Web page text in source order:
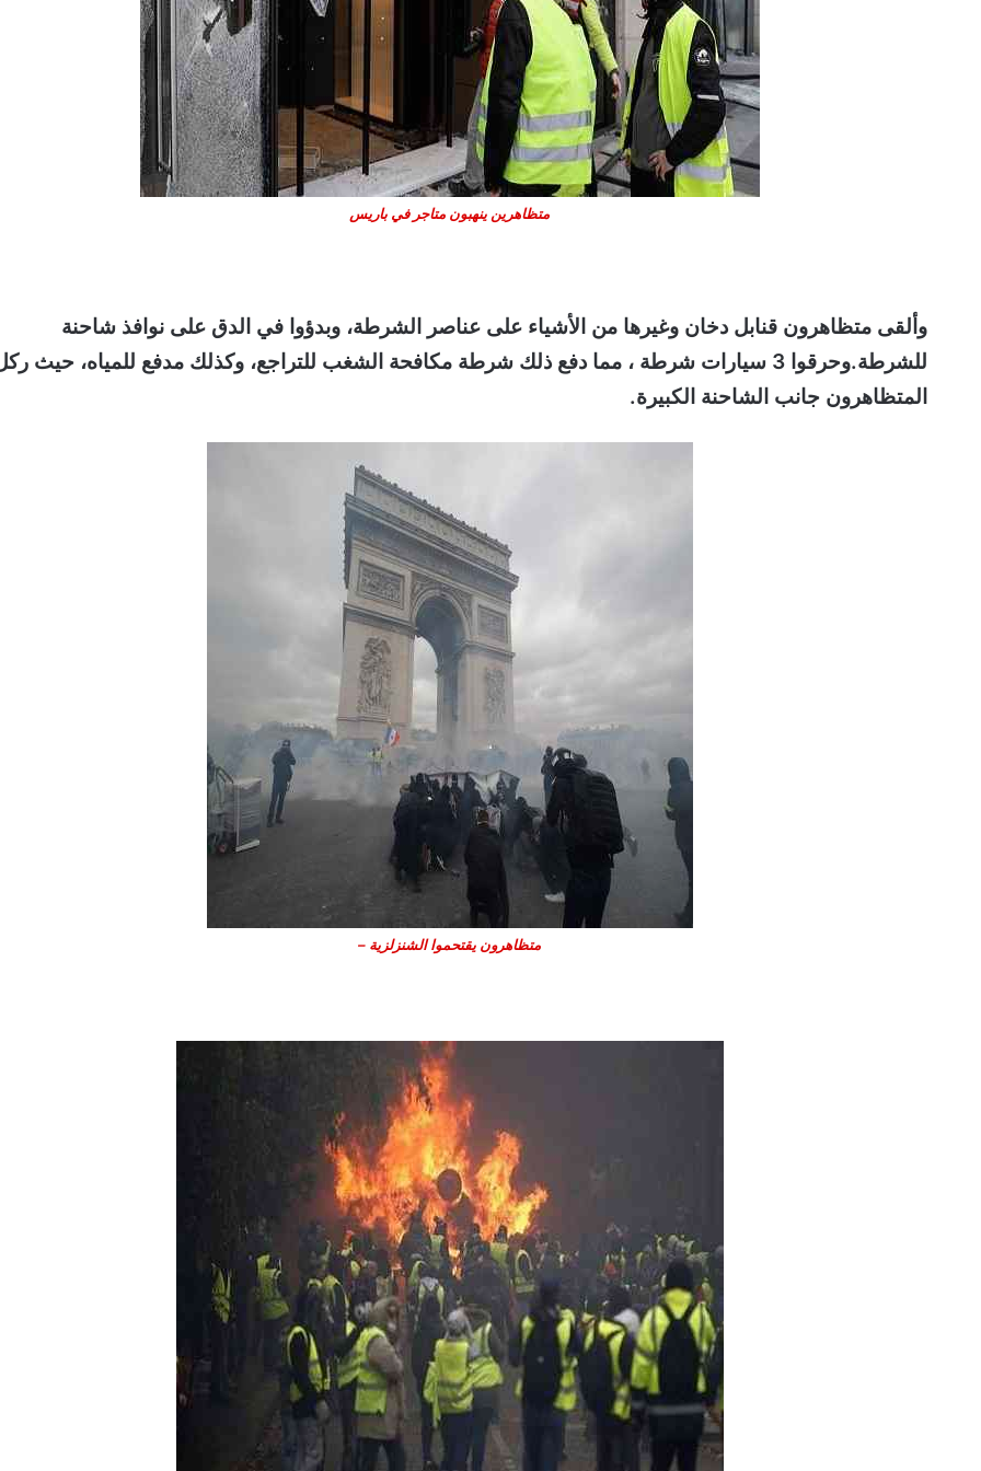
متظاهرين ينهبون متاجر في باريس
وألقى متظاهرون قنابل دخان وغيرها من الأشياء على عناصر الشرطة، وبدؤوا في الدق على نوافذ شاحنة
للشرطة.وحرقوا 3 سيارات شرطة ، مما دفع ذلك شرطة مكافحة الشغب للتراجع، وكذلك مدفع للمياه، حيث
المتظاهرون جانب الشاحنة الكبيرة.
متظاهرون يقتحموا الشنزلزية –